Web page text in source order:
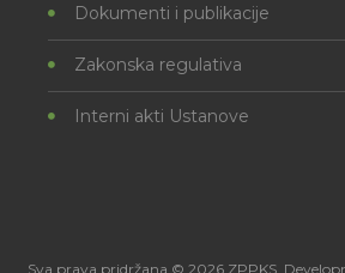
Dokumenti i publikacije
Zakonska regulativa
Interni akti Ustanove
Sva prava pridržana © 2026 ZPPKS.